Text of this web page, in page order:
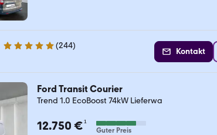
4.8 Sterne (244)
Kontakt
Ford Transit Courier
Trend 1.0 EcoBoost 74kW Lieferwa
12.750 €¹
Guter Preis